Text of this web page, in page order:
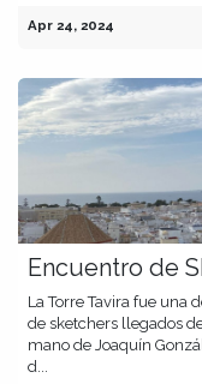
Apr 24, 2024
Encuentro de
La Torre Tavira fue una
de sketchers llegados
mano de Joaquín
d...